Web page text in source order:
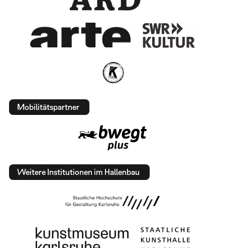
Mobilitätspartner
Weitere Institutionen im Hallenbau